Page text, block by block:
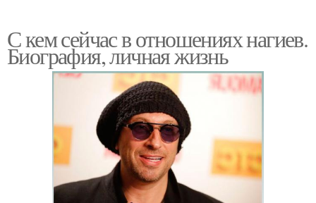
С кем сейчас в отношениях нагиев.
Биография, личная жизнь